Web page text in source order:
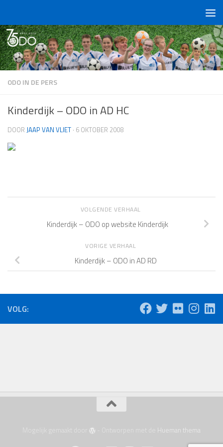
ODO IN DE PERS
Kinderdijk – ODO in AD HC
DOOR JAAP VAN VLIET · 6 OKTOBER 2008
VOLGENDE VERHAAL
Kinderdijk – ODO op website Kinderdijk
VORIGE VERHAAL
Kinderdijk – ODO in AD RD
VOLG:
Mogelijk gemaakt door - Ontworpen met de Hueman thema